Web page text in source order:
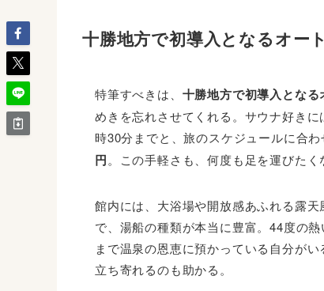
十勝地方で初導入となるオー
特筆すべきは、 十勝地方で初導入とな
めきを忘れさせてくれる。サウナ好き
時30分までと、旅のスケジュールに合
円。この手軽さも、何度も足を運びたく
館内には、大浴場や開放感あふれる露
で、湯船の種類が本当に豊富。44度の
まで温泉の恩恵に預かっている自分が
立ち寄れるのも助かる。